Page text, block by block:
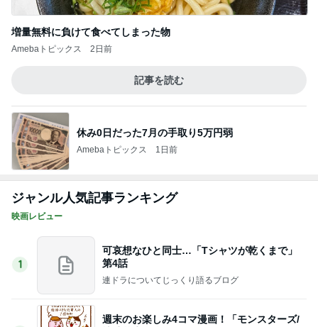
増量無料に負けて食べてしまった物
Amebaトピックス 2日前
記事を読む
休み0日だった7月の手取り5万円弱
Amebaトピックス 1日前
ジャンル人気記事ランキング
映画レビュー
1
可哀想なひと同士…「Tシャツが乾くまで」
第4話
連ドラについてじっくり語るブログ
週末のお楽しみ4コマ漫画！「モンスターズ/